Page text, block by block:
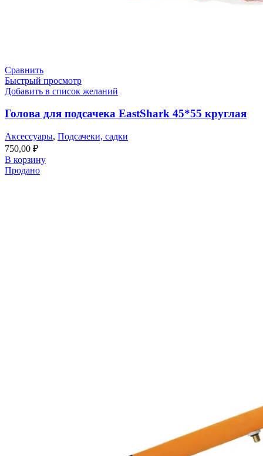
Сравнить
Быстрый просмотр
Добавить в список желаний
Голова для подсачека EastShark 45*55 круглая
Аксессуары, Подсачеки, садки
750,00 ₽
В корзину
Продано